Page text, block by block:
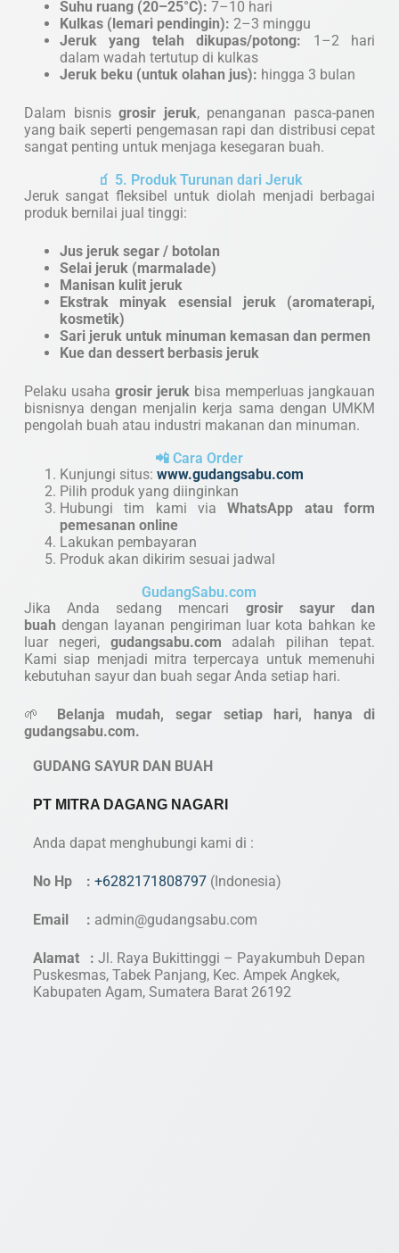
Suhu ruang (20–25°C): 7–10 hari
Kulkas (lemari pendingin): 2–3 minggu
Jeruk yang telah dikupas/potong: 1–2 hari
dalam wadah tertutup di kulkas
Jeruk beku (untuk olahan jus): hingga 3 bulan
Dalam bisnisgrosir jeruk, penanganan pasca-panen
yang baik seperti pengemasan rapi dan distribusi cepat
sangat penting untuk menjaga kesegaran buah.
🧃 5. Produk Turunan dari Jeruk
Jeruk sangat fleksibel untuk diolah menjadi berbagai
produk bernilai jual tinggi:
Jus jeruk segar / botolan
Selai jeruk (marmalade)
Manisan kulit jeruk
Ekstrak minyak esensial jeruk (aromaterapi,
kosmetik)
Sari jeruk untuk minuman kemasan dan permen
Kue dan dessert berbasis jeruk
Pelaku usaha grosir jeruk bisa memperluas jangkauan
bisnisnya dengan menjalin kerja sama dengan UMKM
pengolah buah atau industri makanan dan minuman.
📲 Cara Order
Kunjungi situs: www.gudangsabu.com
Pilih produk yang diinginkan
Hubungi tim kami viaWhatsApp atau form
pemesanan online
Lakukan pembayaran
Produk akan dikirim sesuai jadwal
GudangSabu.com
Jika Anda sedang mencari grosir sayur dan
buah dengan layanan pengiriman luar kota bahkan ke
luar negeri, gudangsabu.com adalah pilihan tepat.
Kami siap menjadi mitra terpercaya untuk memenuhi
kebutuhan sayur dan buah segar Anda setiap hari.
🌱 Belanja mudah, segar setiap hari, hanya di
gudangsabu.com.
GUDANG SAYUR DAN BUAH
PT MITRA DAGANG NAGARI
Anda dapat menghubungi kami di :
No Hp : +6282171808797(Indonesia)
Email : admin@gudangsabu.com
Alamat : Jl. Raya Bukittinggi – Payakumbuh Depan
Puskesmas, Tabek Panjang, Kec. Ampek Angkek,
Kabupaten Agam, Sumatera Barat 26192